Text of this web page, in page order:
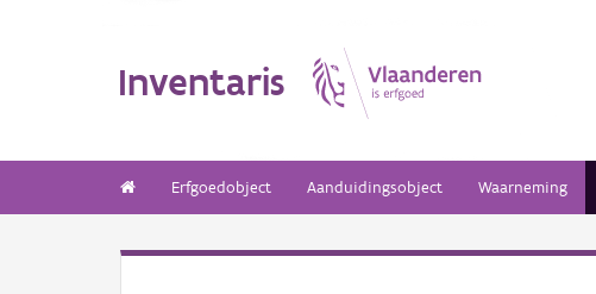
Inventaris
Erfgoedobject Aanduidingsobject Waarneming